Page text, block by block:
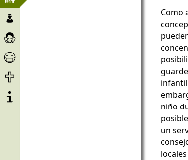
y
Familia
Los
niños
jovenes
Atención
asistencia
Ayuda
de
Corona
Final
de
Sobre
Como
infantil
niño
un